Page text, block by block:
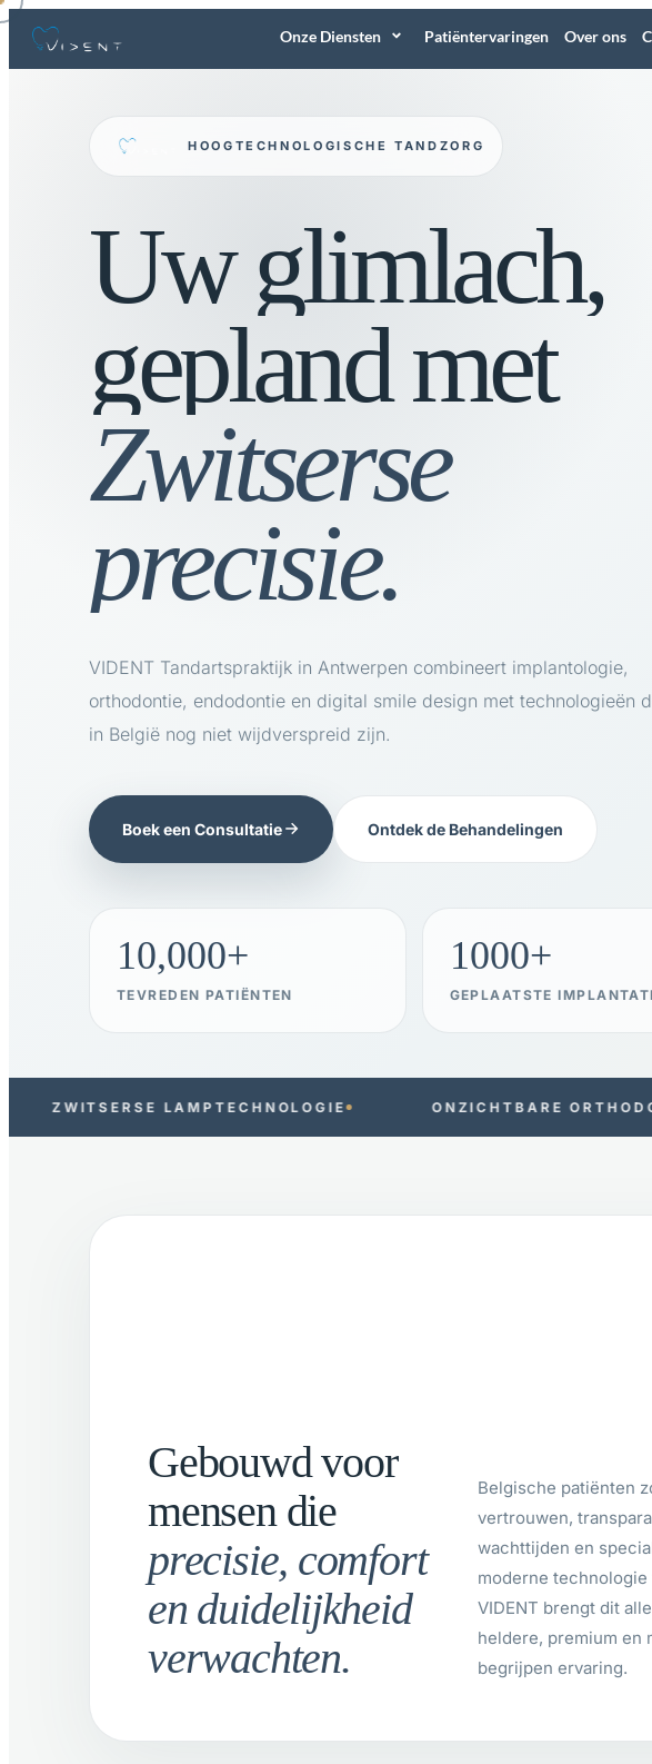
Onze Diensten Patiëntervaringen Over ons
HOOGTECHNOLOGISCHE TANDZORG
Uw glimlach,
gepland met
Zwitserse
precisie.
VIDENT Tandartspraktijk in Antwerpen combineert implantologie,
orthodontie, endodontie en digital smile design met technologieën
in België nog niet wijdverspreid zijn.
Boek een Consultatie Ontdek de Behandelingen
10,000+
TEVREDEN PATIËNTEN
1000+
GEPLAATSTE
ONZICHTBARE ORTHODONTIE
Gebouwd voor
mensen die
precisie, comfort
en duidelijkheid
verwachten.
Belgische patiënten
vertrouwen,
wachttijden en
moderne technologie
VIDENT brengt dit
heldere, premium en
begrijpen ervaring.